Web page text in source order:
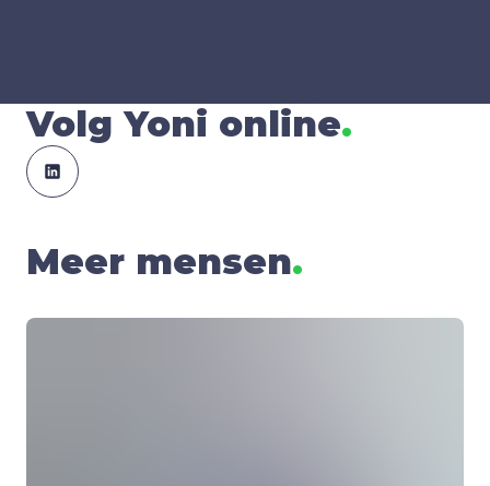
Volg Yoni online.
Meer mensen.